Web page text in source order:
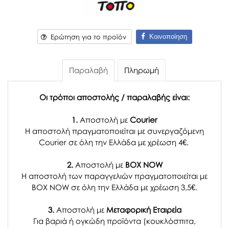
Ερώτηση για το προϊόν Κοινοποίηση
Παραλαβή Πληρωμή
Οι τρόποι αποστολής / παραλαβής είναι:
1. Αποστολή με Courier
Η αποστολή πραγματοποιείται με συνεργαζόμενη
Courier σε όλη την Ελλάδα με χρέωση 4€.
2. Αποστολή μεBOX NOW
Η αποστολή των παραγγελιών πραγματοποιείται με
BOX NOW σε όλη την Ελλάδα με χρέωση 3,5€.
3. Αποστολή μεΜεταφορική Εταιρεία
Για βαριά ή ογκώδη προϊόντα (κουκλόσπιτα,